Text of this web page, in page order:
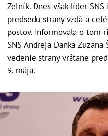
Zelník. Dnes však líder
predsedu strany vzdá a
postov. Informovala o tom
SNS Andreja Danka Zuzana
vedenie strany vrátane
9. mája.